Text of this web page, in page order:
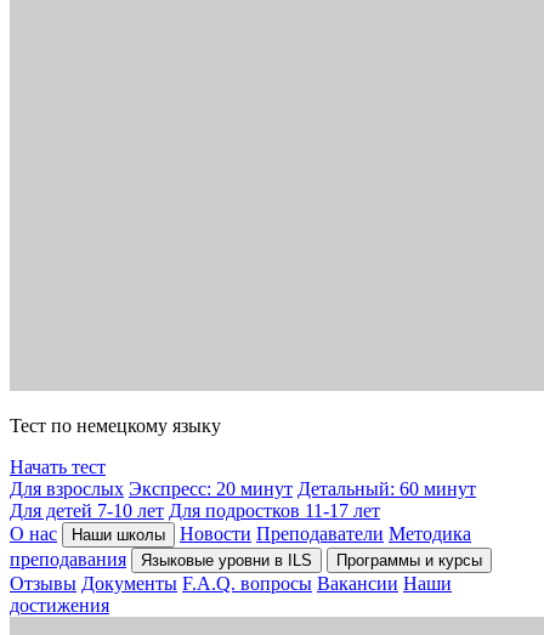
Тест по немецкому языку
Начать тест
Для взрослых Экспресс: 20 минут Детальный: 60 минут
Для детей 7-10 лет Для подростков 11-17 лет
О нас
Наши школы Новости Преподаватели Методика
преподавания
Языковые уровни в ILS Программы и курсы
Отзывы Документы F.A.Q. вопросы Вакансии Наши
достижения